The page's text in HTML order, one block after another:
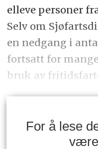
elleve personer
Selv om
en nedgang i
fortsatt for
bruk av
For å lese
være